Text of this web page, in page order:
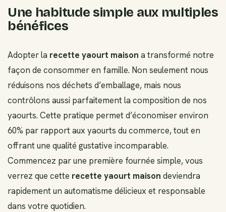
Une habitude simple aux multiples
bénéfices
Adopter la recette yaourt maison a transformé notre
façon de consommer en famille. Non seulement nous
réduisons nos déchets d’emballage, mais nous
contrôlons aussi parfaitement la composition de nos
yaourts. Cette pratique permet d’économiser environ
60% par rapport aux yaourts du commerce, tout en
offrant une qualité gustative incomparable.
Commencez par une première fournée simple, vous
verrez que cette recette yaourt maison deviendra
rapidement un automatisme délicieux et responsable
dans votre quotidien.